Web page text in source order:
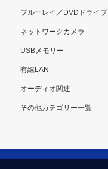
ブルーレイ／DVDドライブ
ネットワークカメラ
USBメモリー
有線LAN
オーディオ関連
その他カテゴリー一覧